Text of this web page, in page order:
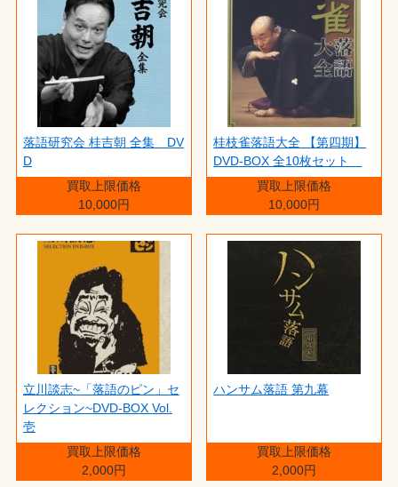
落語研究会 桂吉朝 全集 DV
D
買取上限価格
10,000円
桂枝雀落語大全 【第四期】
DVD-BOX 全10枚セット
買取上限価格
10,000円
立川談志~「落語のピン」セ
レクション~DVD-BOX Vol.
壱
買取上限価格
2,000円
ハンサム落語 第九幕
買取上限価格
2,000円